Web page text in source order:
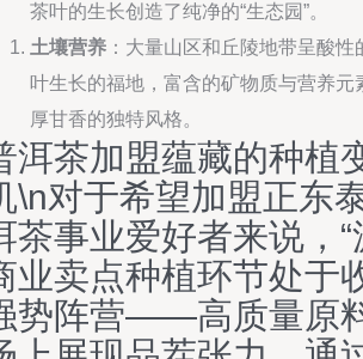
茶叶的生长创造了纯净的“生态园”。
土壤营养 ：大量山区和丘陵地带呈酸
叶生长的福地，富含的矿物质与营养
厚甘香的独特风格。
洱茶加盟蕴藏的种植
\n对于希望加盟正东
茶事业爱好者来说，“
业卖点种植环节处于
势阵营——高质量原